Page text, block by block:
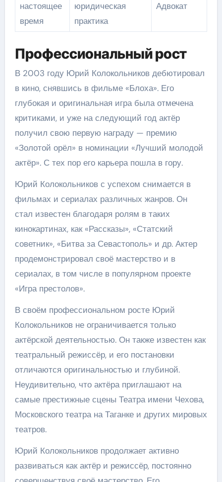
настоящее
время
юридическая
практика
Адвокат
Профессиональный рост
В 2003 году Юрий Колокольников дебютировал
в кино, снявшись в фильме «Блоха». Его
глубокая и оригинальная игра была отмечена
критиками, и уже на следующий год актёр
получил свою первую награду — премию
«Золотой орёл» в номинации «Лучший молодой
актёр». С тех пор его карьера пошла в гору.
Юрий Колокольников с успехом снимается в
фильмах и сериалах различных жанров. Он
стал известен благодаря ролям в таких
кинокартинах, как «Рассказы», «Статский
советник», «Битва за Севастополь» и др. Актер
продемонстрировал своё мастерство и в
сериалах, в том числе в популярном проекте
«Игра престолов».
В своём профессиональном росте Юрий
Колокольников не ограничивается только
актёрской деятельностью. Он также известен как
театральный режиссёр, и его постановки
отличаются оригинальностью и глубиной.
Неудивительно, что актёра приглашают на
самые престижные сцены Театра имени Чехова,
Московского театра на Таганке и других мировых
театров.
Юрий Колокольников продолжает активно
развиваться как актёр и режиссёр, постоянно